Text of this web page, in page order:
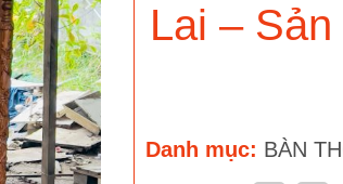
Lai –
Danh mục: BÀN